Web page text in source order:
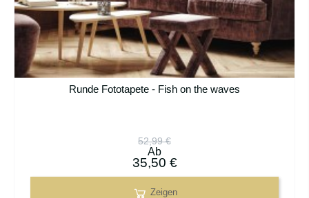
Runde Fototapete - Fish on the waves
52,99 €
Ab
35,50 €
Zeigen